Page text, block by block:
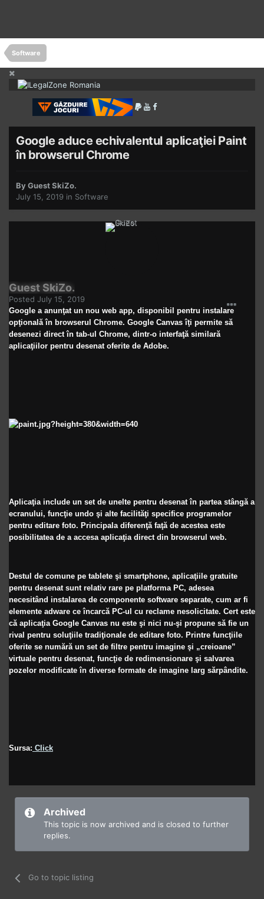
Software
Google aduce echivalentul aplicaţiei Paint
în browserul Chrome
By Guest SkiZo.
July 15, 2019 in Software
Guest SkiZo.
Posted July 15, 2019
Google a anunţat un nou web app, disponibil pentru instalare
opţională în browserul Chrome. Google Canvas îţi permite să
desenezi direct în tab-ul Chrome, dintr-o interfaţă similară
aplicaţiilor pentru desenat oferite de Adobe.
Aplicaţia include un set de unelte pentru desenat în partea stângă a
ecranului, funcţie undo şi alte facilităţi specifice programelor
pentru editare foto. Principala diferenţă faţă de acestea este
posibilitatea de a accesa aplicaţia direct din browserul web.
Destul de comune pe tablete şi smartphone, aplicaţiile gratuite
pentru desenat sunt relativ rare pe platforma PC, adesea
necesitând instalarea de componente software separate, cum ar fi
elemente adware ce încarcă PC-ul cu reclame nesolicitate. Cert este
că aplicaţia Google Canvas nu este şi nici nu-şi propune să fie un
rival pentru soluţiile tradiţionale de editare foto. Printre funcţiile
oferite se numără un set de filtre pentru imagine şi „creioane”
virtuale pentru desenat, funcţie de redimensionare şi salvarea
pozelor modificate în diverse formate de imagine larg sărpândite.
Sursa: Click
Archived
This topic is now archived and is closed to further
replies.
Go to topic listing